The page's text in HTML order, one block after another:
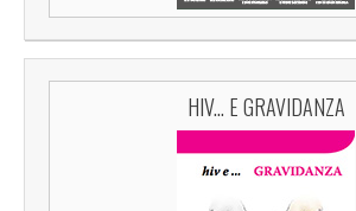
HIV... E GRAVIDANZA